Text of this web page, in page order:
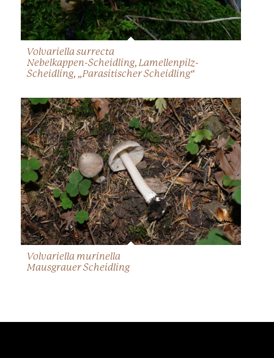
Volvariella surrecta
Nebelkappen-Scheidling, Lamellenpilz-
Scheidling, „Parasitischer Scheidling“
Volvariella murinella
Mausgrauer Scheidling